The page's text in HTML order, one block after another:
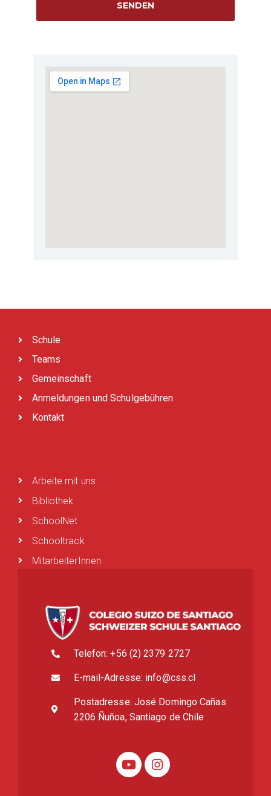
Schule
Teams
Gemeinschaft
Anmeldungen und Schulgebühren
Kontakt
Arbeite mit uns
Bibliothek
SchoolNet
Schooltrack
MitarbeiterInnen
Telefon: +56 (2) 2379 2727
E-mail-Adresse: info@css.cl
Postadresse: José Domingo Cañas
2206 Ñuñoa, Santiago de Chile